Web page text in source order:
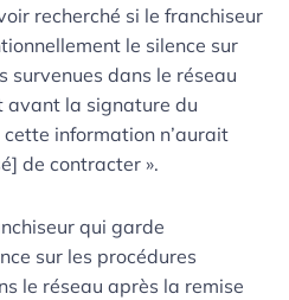
recherché si le franchiseur
le silence sur
survenues dans le réseau
avant la signature du
information n’aurait
de contracter ».
qui garde
sur les procédures
le réseau après la remise